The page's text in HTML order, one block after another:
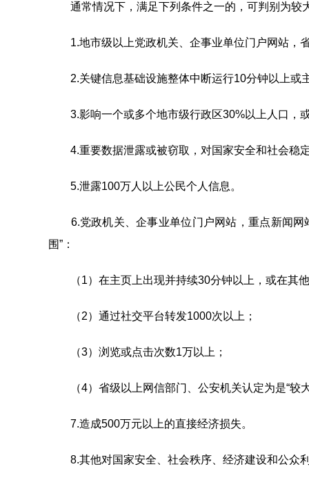
通常情况下，满足下列条件之一的，可判别为较
1.地市级以上党政机关、企事业单位门户网站，
2.关键信息基础设施整体中断运行10分钟以上或
3.影响一个或多个地市级行政区30%以上人口，或
4.重要数据泄露或被窃取，对国家安全和社会稳
5.泄露100万人以上公民个人信息。
6.党政机关、企事业单位门户网站，重点新闻网
围”：
（1）在主页上出现并持续30分钟以上，或在其他
（2）通过社交平台转发1000次以上；
（3）浏览或点击次数1万以上；
（4）省级以上网信部门、公安机关认定为是“较
7.造成500万元以上的直接经济损失。
8.其他对国家安全、社会秩序、经济建设和公众